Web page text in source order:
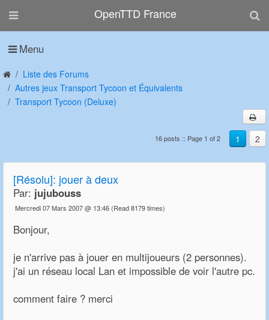
OpenTTD France
Menu
Liste des Forums
Autres jeux Transport Tycoon et Équivalents
Transport Tycoon (Deluxe)
1 2
16 posts :: Page 1 of 2
[Résolu]: jouer à deux
Par: jujubouss
Mercredi 07 Mars 2007 @ 13:46 (Read 8179 times)
Bonjour,
je n'arrive pas à jouer en multijoueurs (2 personnes).
j'ai un réseau local Lan et impossible de voir l'autre pc.
comment faire ? merci